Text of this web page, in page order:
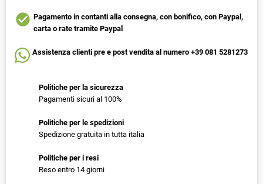
check_circle Pagamento in contanti alla consegna, con bonifico, con Paypal,
carta o rate tramite Paypal
Assistenza clienti pre e post vendita al numero +39 081 5281273
Politiche per la sicurezza
Pagamenti sicuri al 100%
Politiche per le spedizioni
Spedizione gratuita in tutta italia
Politiche per i resi
Reso entro 14 giorni